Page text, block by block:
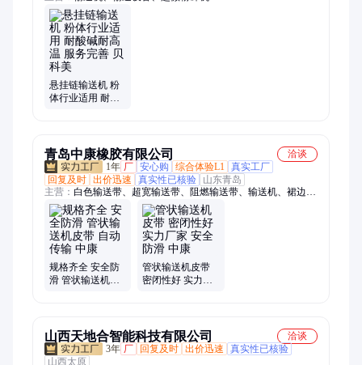
悬挂链输送机 粉
体行业适用 耐酸
青岛中康橡胶有限公司
洽谈
1年 厂 安心购 综合体验L1 真实工厂
回复及时 出价迅速 真实性已核验
山东青岛
主营： 白色输送带、超宽输送带、阻燃输送带、输送机、裙边输
送带、轻型输送带、尼龙输送带、耐酸碱输送带、耐寒输送带、
耐高温输送带、环形输送带、花纹输送带、管状输送带、钢丝绳
输送带、斗提机皮带、大倾角挡边输送带、抽油机皮带、耐油输
送带、采棉机皮带
规格齐全 安全防
滑 管状输送机皮
管状输送机皮带
密闭性好 实力厂
山西天地合智能科技有限公司
洽谈
3年 厂 回复及时 出价迅速
真实性已核验
山西太原